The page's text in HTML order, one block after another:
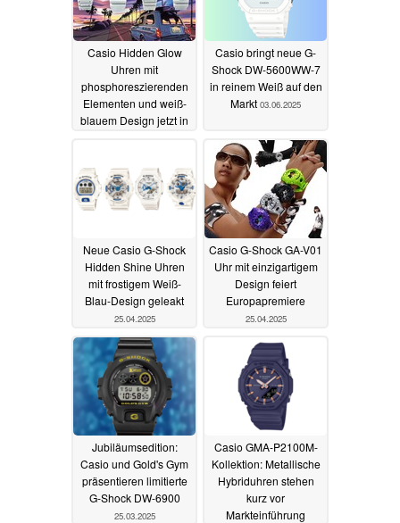
Casio Hidden Glow
Uhren mit
phosphoreszierenden
Elementen und weiß-
blauem Design jetzt in
Casio bringt neue G-
Shock DW-5600WW-7
in reinem Weiß auf den
Markt 03.06.2025
Neue Casio G-Shock
Hidden Shine Uhren
mit frostigem Weiß-
Blau-Design geleakt
25.04.2025
Casio G-Shock GA-V01
Uhr mit einzigartigem
Design feiert
Europapremiere
25.04.2025
Jubiläumsedition:
Casio und Gold's Gym
präsentieren limitierte
G-Shock DW-6900
25.03.2025
Casio GMA-P2100M-
Kollektion: Metallische
Hybriduhren stehen
kurz vor
Markteinführung